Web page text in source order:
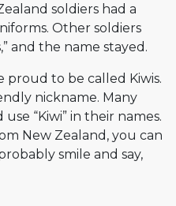
soldiers had a
Other soldiers
and the name stayed.
proud to be called Kiwis.
nickname. Many
“Kiwi” in their names.
New Zealand, you can
smile and say,